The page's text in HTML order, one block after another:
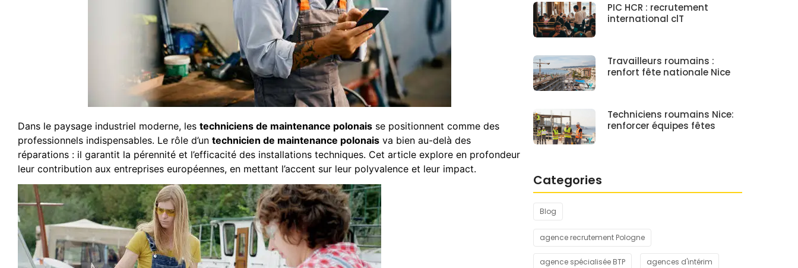
Dans le paysage industriel moderne, les techniciens de maintenance polonais se positionnent comme des
professionnels indispensables. Le rôle d’un technicien de maintenance polonais va bien au-delà des
réparations : il garantit la pérennité et l’efficacité des installations techniques. Cet article explore en profondeur
leur contribution aux entreprises européennes, en mettant l’accent sur leur polyvalence et leur impact.
PIC HCR : recrutement
international clT
Travailleurs roumains :
renfort fête nationale Nice
Techniciens roumains Nice:
renforcer équipes fêtes
Categories
Blog
agence recrutement Pologne
agence spécialisée BTP agences d'intérim